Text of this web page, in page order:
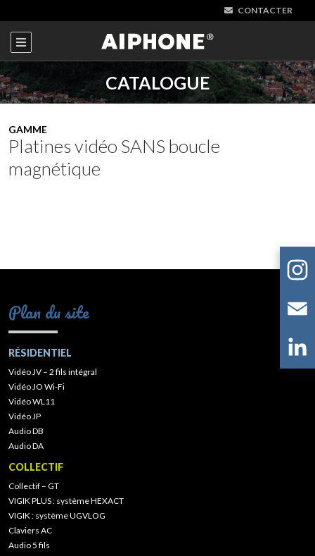
CONTACTER
CATALOGUE
GAMME
Platines vidéo SANS boucle
magnétique
Plan du site
RÉSIDENTIEL
Vidéo JV – 2 fils intégral
Vidéo JO Wi-Fi
Vidéo WL11
Vidéo JP
Audio DB
Audio DA
COLLECTIF
Collectif – GT
VIGIK PLUS : système HEXACT
VIGIK : système UGVLOG
Claviers AC
Audio 5 fils